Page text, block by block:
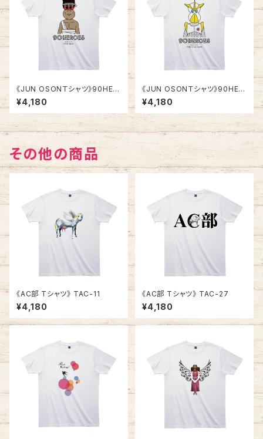
《JUN OSONＴシャツ》90HER
OES TJC005／ 【ザ・マン】
¥4,180
《JUN OSONＴシャツ》90HER
OES TJC006／ 【星マン】
¥4,180
その他の商品
《AC部 Tシャツ》 TAC-11
¥4,180
《AC部 Tシャツ》 TAC-27
¥4,180